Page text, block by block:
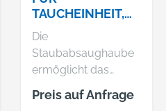
TAUCHEINHEIT,
PASSEND ZU: GKF,
GMF, GOF, TE
Die
Staubabsaughaube
ermöglicht das
Absaugen beim
Arbeiten mit Fräsen.
Preis auf Anfrage